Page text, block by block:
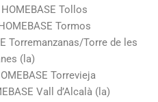
Tollos
Tormos
Torremanzanas/Torre de les
(la)
Torrevieja
Vall d’Alcalà (la)